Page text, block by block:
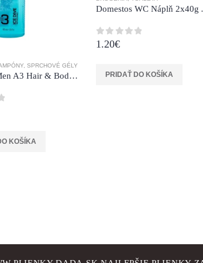
, SPRCHOVÉ GÉLY
ADIDAS Men A3 Hair & Body Ice Dive 400 ml *.
KOŠÍKA
0 z 5
1.20€
PRIDAŤ DO KOŠÍKA